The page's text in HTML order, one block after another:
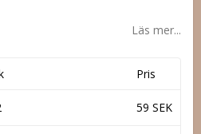
Läs mer...
Pris
59 SEK